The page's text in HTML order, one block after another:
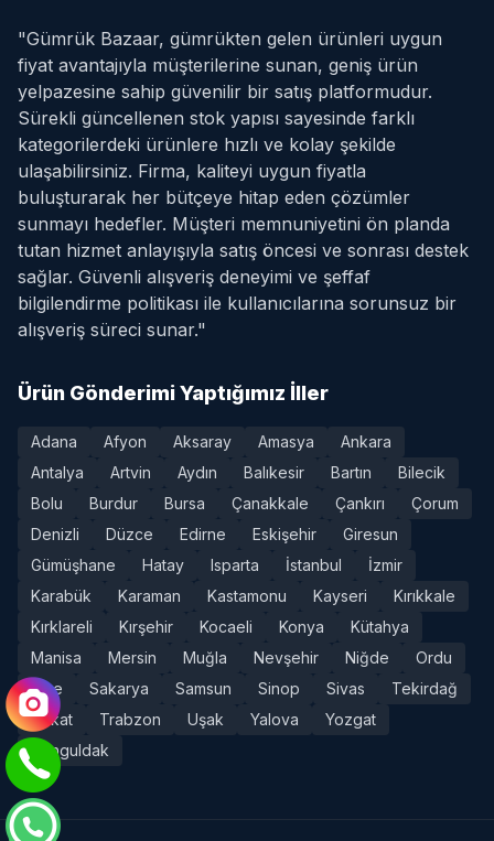
"Gümrük Bazaar, gümrükten gelen ürünleri uygun
fiyat avantajıyla müşterilerine sunan, geniş ürün
yelpazesine sahip güvenilir bir satış platformudur.
Sürekli güncellenen stok yapısı sayesinde farklı
kategorilerdeki ürünlere hızlı ve kolay şekilde
ulaşabilirsiniz. Firma, kaliteyi uygun fiyatla
buluşturarak her bütçeye hitap eden çözümler
sunmayı hedefler. Müşteri memnuniyetini ön planda
tutan hizmet anlayışıyla satış öncesi ve sonrası destek
sağlar. Güvenli alışveriş deneyimi ve şeffaf
bilgilendirme politikası ile kullanıcılarına sorunsuz bir
alışveriş süreci sunar."
Ürün Gönderimi Yaptığımız İller
Adana Afyon Aksaray Amasya
Ankara
Antalya
Artvin Aydın Balıkesir Bartın
Bilecik
Bolu
Burdur Bursa Çanakkale Çankırı
Çorum
Denizli
Düzce Edirne Eskişehir
Giresun
Gümüşhane
Hatay Isparta İstanbul
İzmir
Karabük
Karaman Kastamonu Kayseri
Kırıkkale
Kırklareli
Kırşehir Kocaeli Konya
Kütahya
Manisa
Mersin Muğla Nevşehir Niğde
Ordu
Rize
Sakarya Samsun Sinop Sivas
Tekirdağ
Tokat
Trabzon Uşak Yalova
Yozgat
Zonguldak